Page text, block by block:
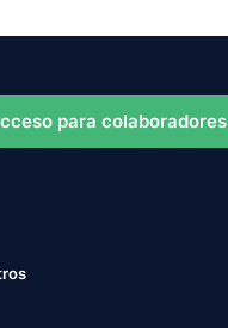
para colaboradores